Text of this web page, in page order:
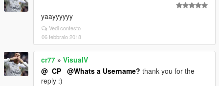
yaayyyyyy
Vedi contesto
06 febbraio 2018
cr77 » VisualV
@_CP_ @Whats a Username? thank you for the
reply :)